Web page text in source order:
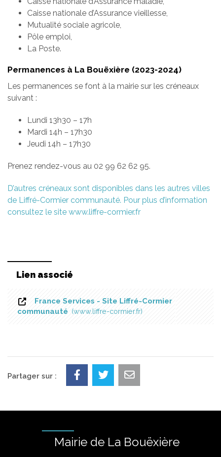
Caisse nationale d’Assurance vieillesse,
Mutualité sociale agricole,
Pôle emploi,
La Poste.
Permanences à La Bouëxière (2023-2024)
Les permanences se font à la mairie sur les créneaux
suivant :
Lundi 13h30 – 17h
Mardi 14h – 17h30
Jeudi 14h – 17h30
Prenez rendez-vous au 02 99 62 62 95.
D’autres créneaux sont disponibles dans les autres villes
de Liffré-Cormier communauté. Pour plus d’information
consultez le site www.liffre-cormier.fr
Lien associé
France Services - Site Liffré-Cormier
communauté
www.liffre-cormier.fr
Partager sur :
Mairie de La Bouëxière